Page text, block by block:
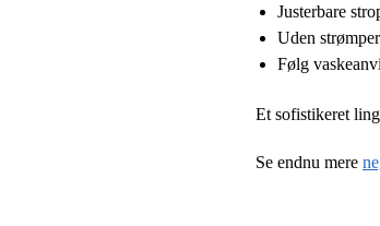
Justerbare
Uden strømper
Følg
Et sofistikeret
Se endnu mere